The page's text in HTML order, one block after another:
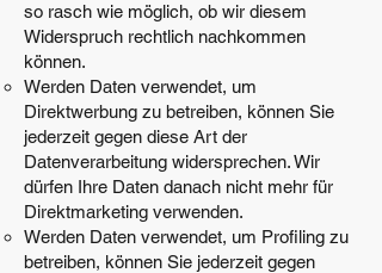
so rasch wie möglich, ob wir diesem
Widerspruch rechtlich nachkommen
können.
Werden Daten verwendet, um
Direktwerbung zu betreiben, können Sie
jederzeit gegen diese Art der
Datenverarbeitung widersprechen. Wir
dürfen Ihre Daten danach nicht mehr für
Direktmarketing verwenden.
Werden Daten verwendet, um Profiling zu
betreiben, können Sie jederzeit gegen